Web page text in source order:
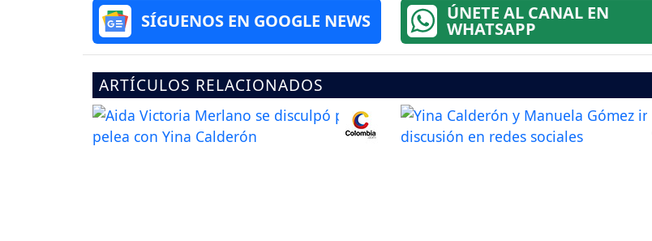
SÍGUENOS EN GOOGLE NEWS ÚNETE AL CANAL EN
WHATSAPP
ARTÍCULOS RELACIONADOS